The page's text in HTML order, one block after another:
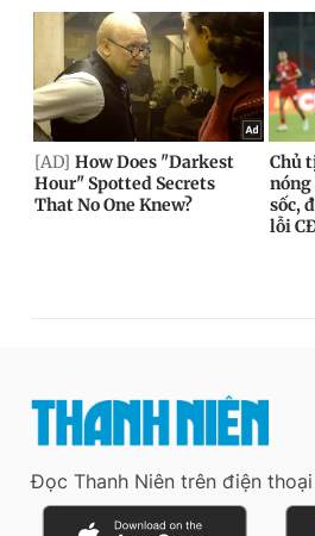
Đọc Thanh Niên trên điện thoại